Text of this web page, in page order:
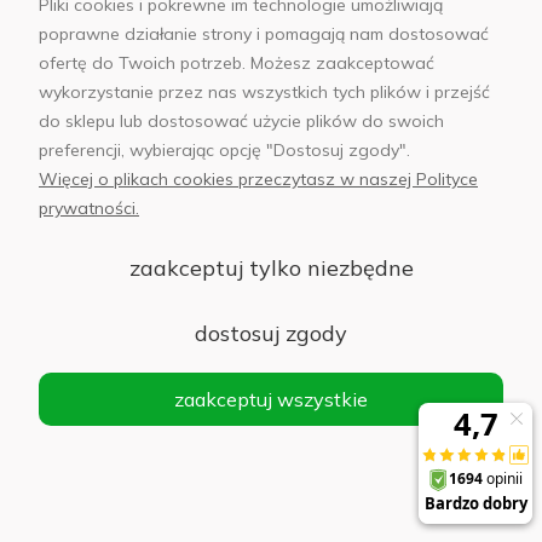
Etui do smartfonów
Etui do Samsung Galaxy Z Fold6 Araree Nukin
przezroczyste matowe
99,00 zł
Etui do Samsung Galaxy Z Fold6 PanzerGlass
HardCase przezroczyste
Pliki cookies i pokrewne im technologie umożliwiają
poprawne działanie strony i pomagają nam dostosować
ofertę do Twoich potrzeb. Możesz zaakceptować
wykorzystanie przez nas wszystkich tych plików i przejść
do sklepu lub dostosować użycie plików do swoich
preferencji, wybierając opcję "Dostosuj zgody".
Więcej o plikach cookies przeczytasz w naszej Polityce
prywatności.
zaakceptuj tylko niezbędne
dostosuj zgody
zaakceptuj wszystkie